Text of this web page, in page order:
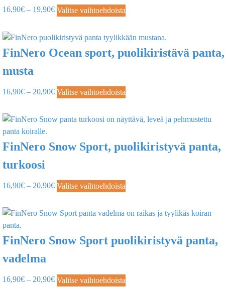
16,90€ – 19,90€ Valitse vaihtoehdoista
FinNero Ocean sport, puolikiristävä panta,
musta
16,90€ – 20,90€ Valitse vaihtoehdoista
FinNero Snow Sport, puolikiristyvä panta,
turkoosi
16,90€ – 20,90€ Valitse vaihtoehdoista
FinNero Snow Sport puolikiristyvä panta,
vadelma
16,90€ – 20,90€ Valitse vaihtoehdoista